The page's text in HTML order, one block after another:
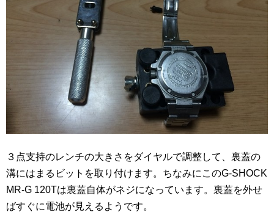
３点支持のレンチの大きさをダイヤルで調整して、裏蓋の
溝にはまるビットを取り付けます。ちなみにこのG-SHOCK
MR-G 120Tは裏蓋自体がネジになっています。裏蓋を外せ
ばすぐに電池が見えるようです。